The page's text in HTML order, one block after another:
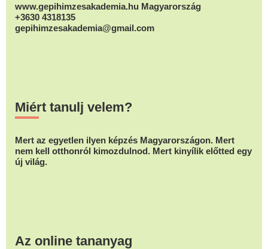
www.gepihimzesakademia.hu Magyarország
+3630 4318135
gepihimzesakademia@gmail.com
Miért tanulj velem?
Mert az egyetlen ilyen képzés Magyarországon. Mert
nem kell otthonról kimozdulnod. Mert kinyílik előtted egy
új világ.
Az online tananyag